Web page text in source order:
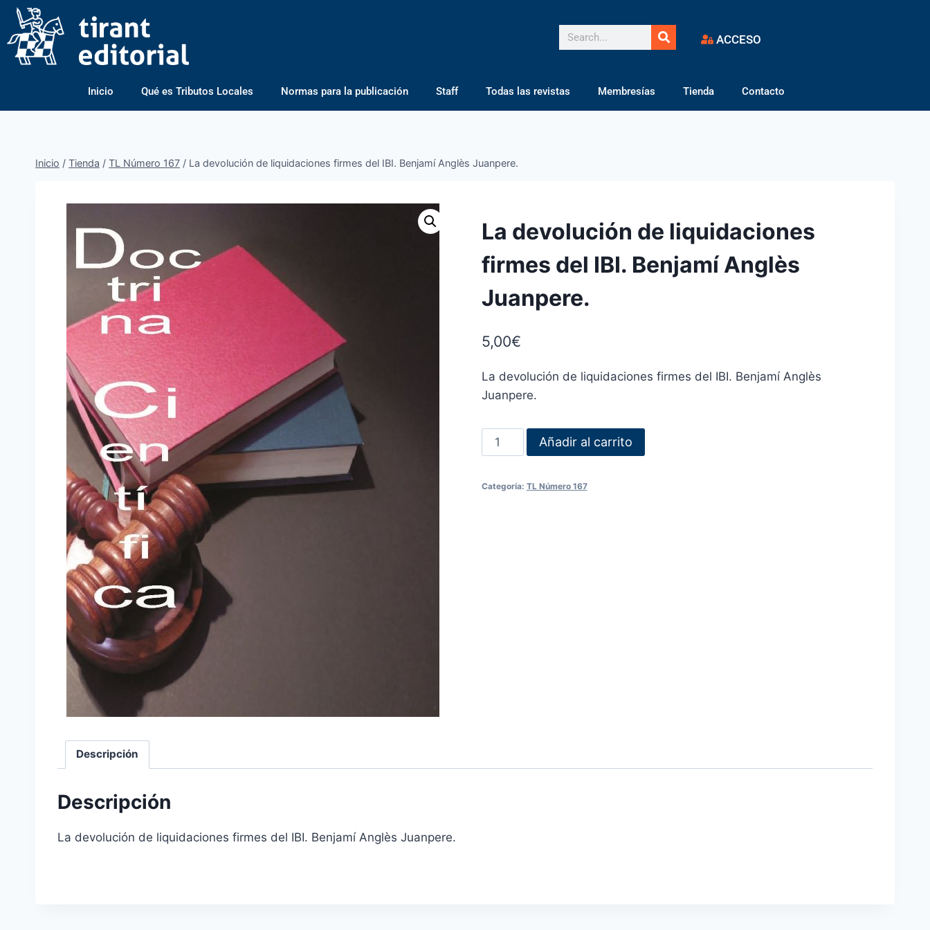
ACCESO
Inicio Qué es Tributos Locales Normas para la publicación Staff Todas las revistas Membresías Tienda Contacto
Inicio / Tienda / TL Número 167 / La devolución de liquidaciones firmes del IBI. Benjamí Anglès Juanpere.
La devolución de liquidaciones
firmes del IBI. Benjamí Anglès
Juanpere.
5,00€
La devolución de liquidaciones firmes del IBI. Benjamí Anglès
Juanpere.
Añadir al carrito
Categoría: TL Número 167
Descripción
Descripción
La devolución de liquidaciones firmes del IBI. Benjamí Anglès Juanpere.